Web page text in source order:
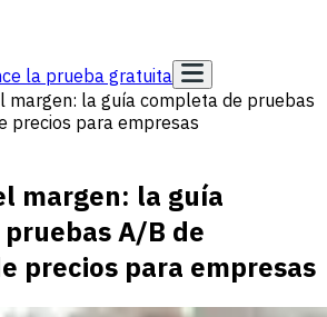
la prueba gratuita
margen: la guía completa de pruebas
precios para empresas
margen: la guía
A/B de
precios para empresas